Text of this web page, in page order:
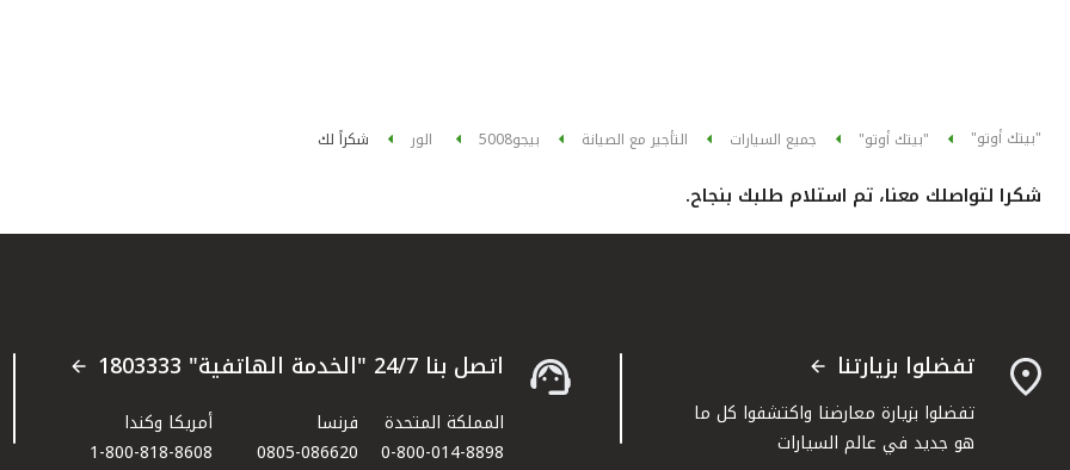
"بيتك أوتو" "بيتك أوتو" جميع السيارات التأجير مع الصيانة بيجو5008 الور شكراً لك
شكرا لتواصلك معنا، تم استلام طلبك بنجاح.
تفضلوا بزيارتنا
تفضلوا بزيارة معارضنا واكتشفوا كل ما
هو جديد في عالم السيارات
اتصل بنا 24/7 "الخدمة الهاتفية" 1803333
المملكة المتحدة
0-800-014-8898
فرنسا
0805-086620
أمريكا وكندا
1-800-818-8608